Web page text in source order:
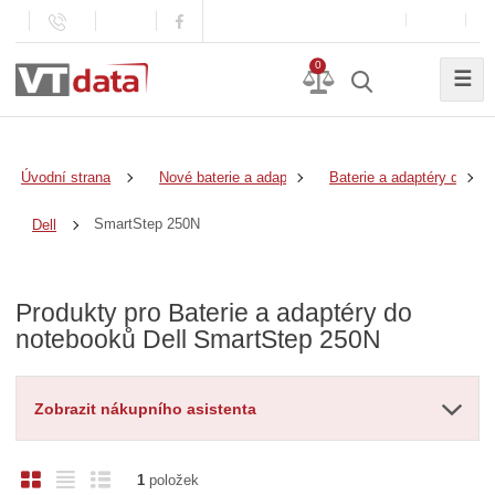
0
☰
Úvodní strana Nové baterie a adaptéry Baterie a adaptéry do
Dell SmartStep 250N
Produkty pro Baterie a adaptéry do
notebooků Dell SmartStep 250N
Zobrazit nákupního asistenta
O
Ř
1položek